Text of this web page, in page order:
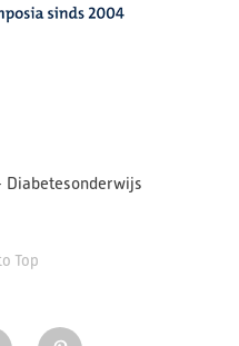
Diabetesonderwijs
Top